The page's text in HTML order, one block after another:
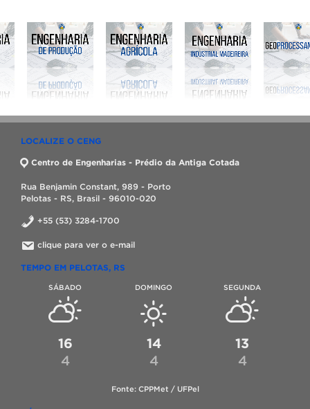
LOCALIZE O CENG
Centro de Engenharias - Prédio da Antiga Cotada
Rua Benjamin Constant, 989 - Porto
Pelotas - RS, Brasil - 96010-020
+55 (53) 3284-1700
clique para ver o e-mail
TEMPO EM PELOTAS, RS
SÁBADO
16
4
DOMINGO
14
4
SEGUNDA
13
4
Fonte: CPPMet / UFPel